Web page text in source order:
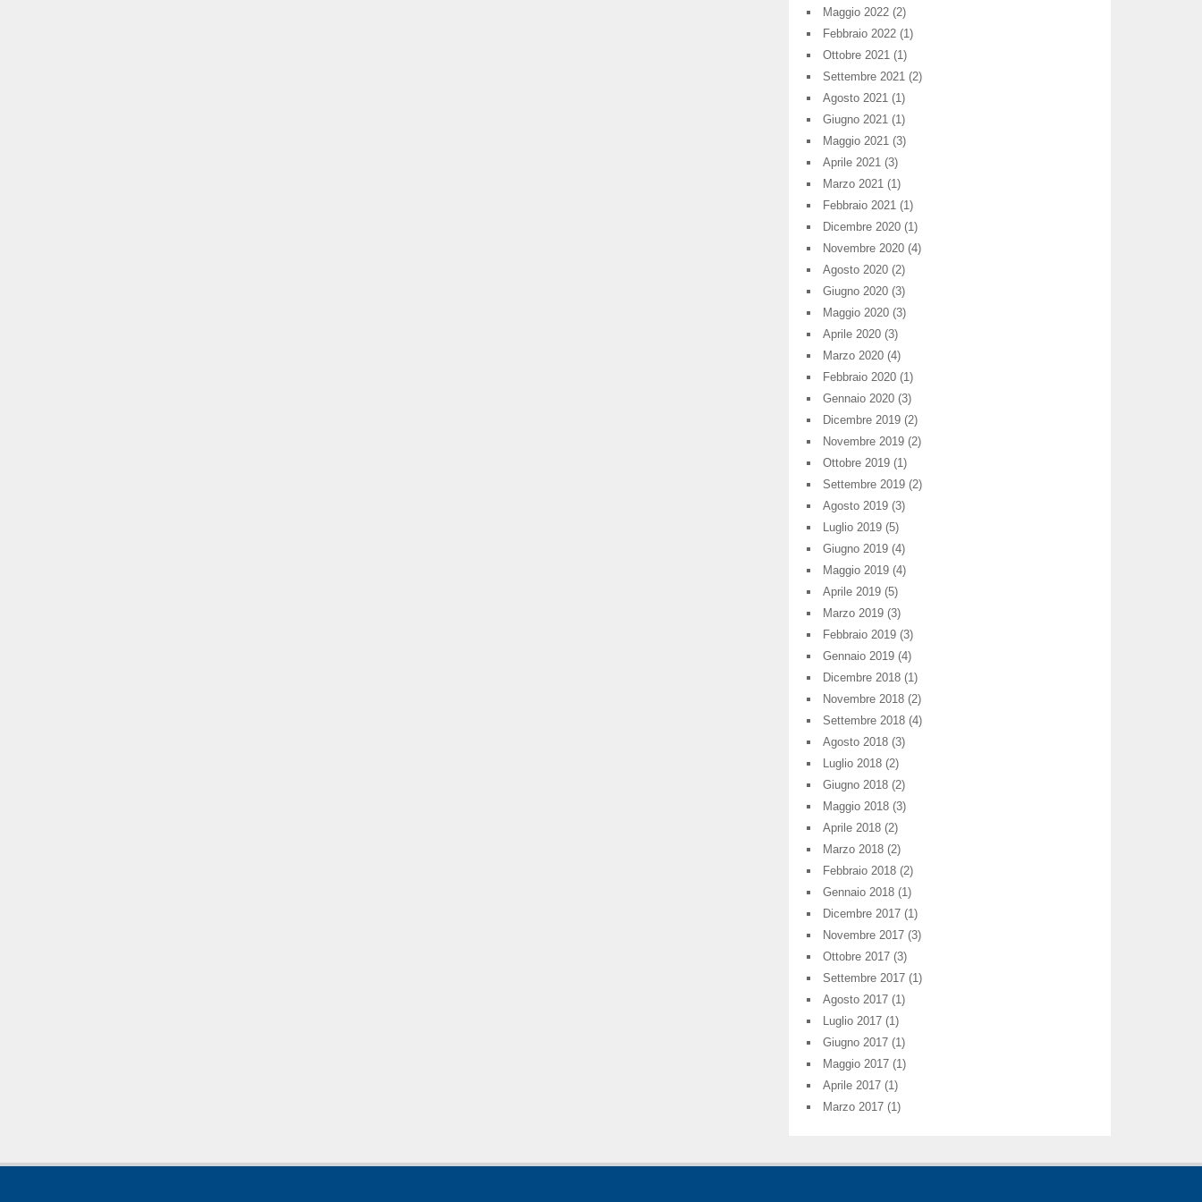
Maggio 2022 (2)
Febbraio 2022 (1)
Ottobre 2021 (1)
Settembre 2021 (2)
Agosto 2021 (1)
Giugno 2021 (1)
Maggio 2021 (3)
Aprile 2021 (3)
Marzo 2021 (1)
Febbraio 2021 (1)
Dicembre 2020 (1)
Novembre 2020 (4)
Agosto 2020 (2)
Giugno 2020 (3)
Maggio 2020 (3)
Aprile 2020 (3)
Marzo 2020 (4)
Febbraio 2020 (1)
Gennaio 2020 (3)
Dicembre 2019 (2)
Novembre 2019 (2)
Ottobre 2019 (1)
Settembre 2019 (2)
Agosto 2019 (3)
Luglio 2019 (5)
Giugno 2019 (4)
Maggio 2019 (4)
Aprile 2019 (5)
Marzo 2019 (3)
Febbraio 2019 (3)
Gennaio 2019 (4)
Dicembre 2018 (1)
Novembre 2018 (2)
Settembre 2018 (4)
Agosto 2018 (3)
Luglio 2018 (2)
Giugno 2018 (2)
Maggio 2018 (3)
Aprile 2018 (2)
Marzo 2018 (2)
Febbraio 2018 (2)
Gennaio 2018 (1)
Dicembre 2017 (1)
Novembre 2017 (3)
Ottobre 2017 (3)
Settembre 2017 (1)
Agosto 2017 (1)
Luglio 2017 (1)
Giugno 2017 (1)
Maggio 2017 (1)
Aprile 2017 (1)
Marzo 2017 (1)